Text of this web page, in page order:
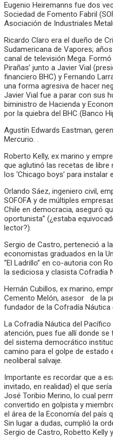
Eugenio Heiremanns fue dos
Sociedad de Fomento Fabril
Asociación de Industriales
Ricardo Claro era el dueño de
Sudamericana de Vapores;
canal de televisión Mega.
Pirañas’ junto a Javier Vial
financiero BHC) y Fernando
una forma agresiva de hacer
Javier Vial fue a parar con sus
biministro de Hacienda y
por la quiebra del BHC (Banco
Agustín Edwards Eastman,
Mercurio. .
Roberto Kelly, ex marino y
que aglutinó las recetas de
los ‘Chicago boys’ para instalar
Orlando Sáez, ingeniero civil,
SOFOFA y de múltiples
Chile en democracia, aseguró
oportunista” (¿estaba
lector?).
Sergio de Castro, perteneció a
economistas graduados en la
“El Ladrillo” en co-autoria con
la sediciosa y clasista Cofradía
Hernán Cubillos, ex marino,
Cemento Melón, asesor de la
fundador de la Cofradía Náutica
La Cofradía Náutica del
atención, pues fue allí donde se
del sistema democrático
camino para el golpe de estado
neoliberal salvaje.
Importante es recordar que a
invitado, en realidad) el que
José Toribio Merino, lo cual
convertido en golpista y
el área de la Economía del país
Sin lugar a dudas, cumplió la
Sergio de Castro, Robetto Kelly